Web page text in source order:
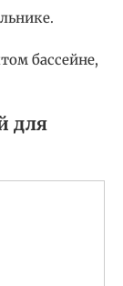
бассейне,
для